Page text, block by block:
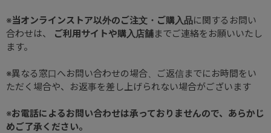
※当オンラインストア以外のご注文・ご購入品に関するお問い
合わせは、
ご利用サイトや購入店舗までご連絡をお願いいたし
ます。
※異なる窓口へお問い合わせの場合、ご返信までにお時間をい
ただく場合や、お返事を差し上げられない場合がございます
※お電話によるお問い合わせは承っておりませんので、あらかじ
めご了承ください。